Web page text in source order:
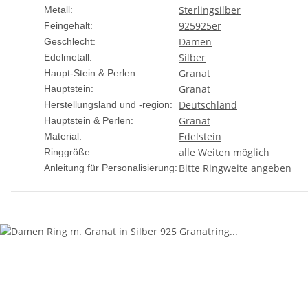
Metall: Sterlingsilber
Feingehalt: 925925er
Geschlecht: Damen
Edelmetall: Silber
Haupt-Stein & Perlen: Granat
Hauptstein: Granat
Herstellungsland und -region: Deutschland
Hauptstein & Perlen: Granat
Material: Edelstein
Ringgröße: alle Weiten möglich
Anleitung für Personalisierung: Bitte Ringweite angeben